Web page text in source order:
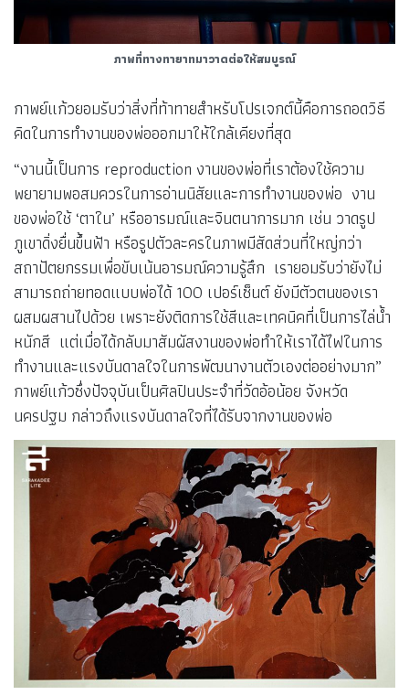
ภาพที่ทางทายาทมาวาดต่อให้สมบูรณ์
กาพย์แก้วยอมรับว่าสิ่งที่ท้าทายสำหรับโปรเจกต์นี้คือการถอดวิธี
คิดในการทำงานของพ่อออกมาให้ใกล้เคียงที่สุด
“งานนี้เป็นการ reproduction งานของพ่อที่เราต้องใช้ความ
พยายามพอสมควรในการอ่านนิสัยและการทำงานของพ่อ งาน
ของพ่อใช้ ‘ตาใน’ หรืออารมณ์และจินตนาการมาก เช่น วาดรูป
ภูเขาดิ่งยื่นขึ้นฟ้า หรือรูปตัวละครในภาพมีสัดส่วนที่ใหญ่กว่า
สถาปัตยกรรมเพื่อขับเน้นอารมณ์ความรู้สึก เรายอมรับว่ายังไม่
สามารถถ่ายทอดแบบพ่อได้ 100 เปอร์เซ็นต์ ยังมีตัวตนของเรา
ผสมผสานไปด้วย เพราะยังติดการใช้สีและเทคนิคที่เป็นการไล่น้ำ
หนักสี แต่เมื่อได้กลับมาสัมผัสงานของพ่อทำให้เราได้ไฟในการ
ทำงานและแรงบันดาลใจในการพัฒนางานตัวเองต่ออย่างมาก”
กาพย์แก้วซึ่งปัจจุบันเป็นศิลปินประจำที่วัดอ้อน้อย จังหวัด
นครปฐม กล่าวถึงแรงบันดาลใจที่ได้รับจากงานของพ่อ